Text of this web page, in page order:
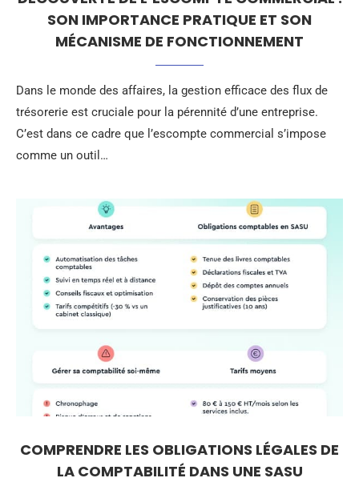
SON IMPORTANCE PRATIQUE ET SON
MÉCANISME DE FONCTIONNEMENT
Dans le monde des affaires, la gestion efficace des flux de
trésorerie est cruciale pour la pérennité d’une entreprise.
C’est dans ce cadre que l’escompte commercial s’impose
comme un outil…
COMPRENDRE LES OBLIGATIONS LÉGALES DE
LA COMPTABILITÉ DANS UNE SASU